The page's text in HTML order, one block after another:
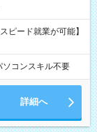
ピード就業が可能】
ソコンスキル不要
詳細へ